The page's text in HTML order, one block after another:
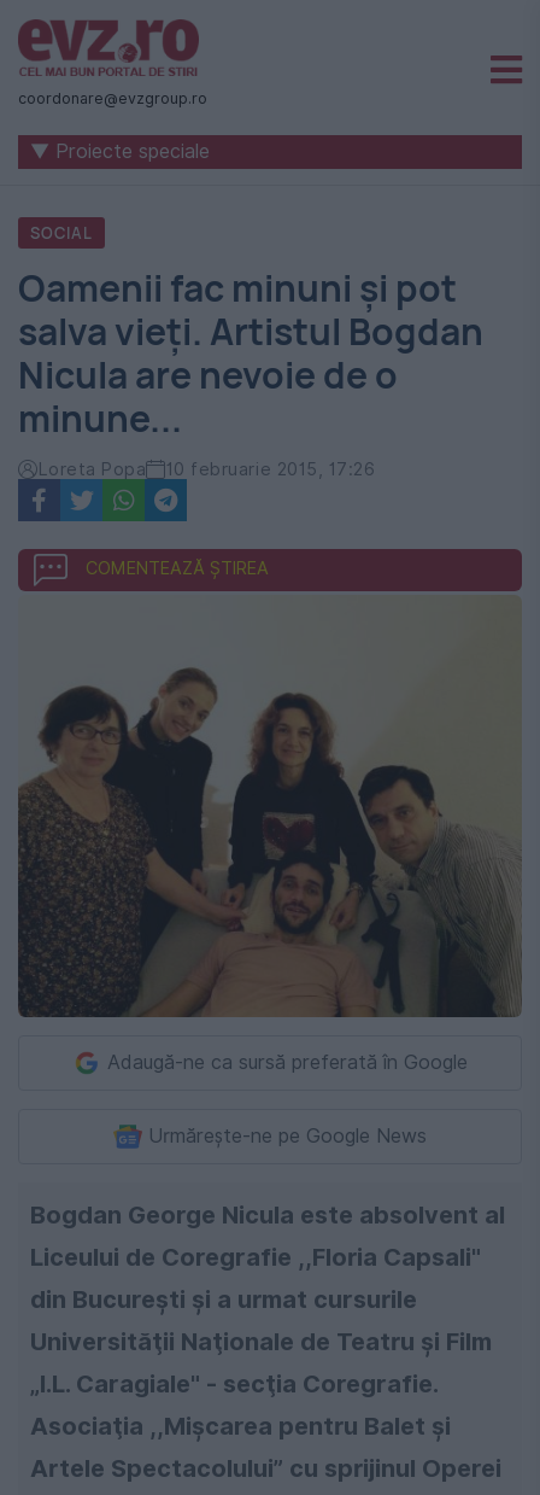
Știri
naționale
internaționale
România
-
Evenimentul
Zilei
coordonare@evzgroup.ro
▼ Proiecte speciale
SOCIAL
Oamenii fac minuni şi pot
salva vieţi. Artistul Bogdan
Nicula are nevoie de o
minune...
Loreta Popa 10 februarie 2015, 17:26
COMENTEAZĂ ȘTIREA
Adaugă-ne ca sursă preferată în Google
Urmărește-ne pe Google News
Bogdan George Nicula este absolvent al
Liceului de Coregrafie ,,Floria Capsali"
din Bucureşti şi a urmat cursurile
Universităţii Naţionale de Teatru şi Film
„I.L. Caragiale" - secţia Coregrafie.
Asociaţia ,,Mişcarea pentru Balet şi
Artele Spectacolului” cu sprijinul Operei